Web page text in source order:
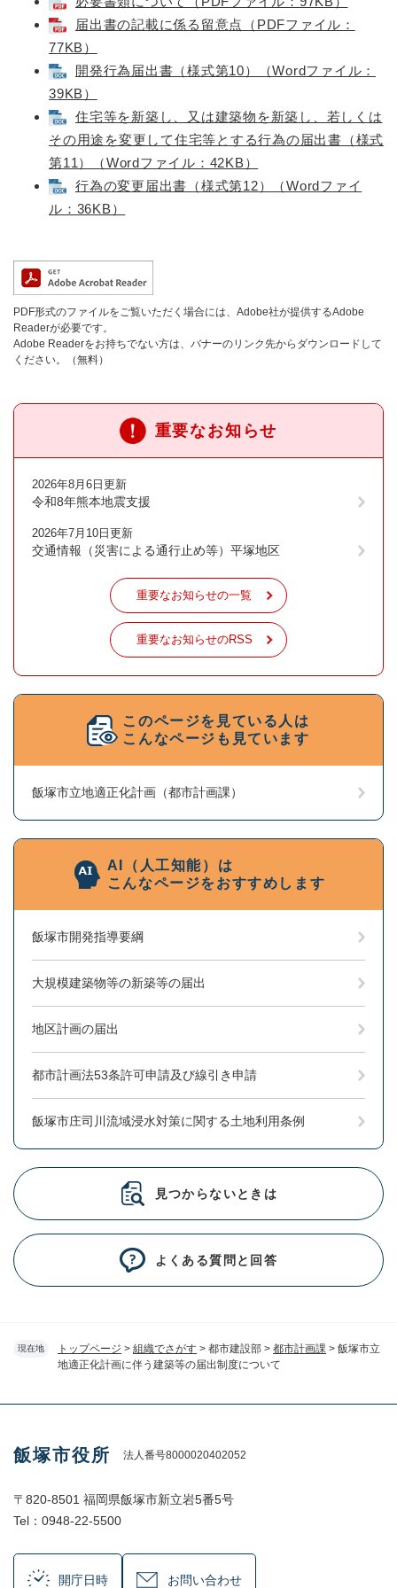
現在地 トップページ > 組織でさがす > 都市建設部 > 都市計画課 > 飯塚市立
地適正化計画に伴う建築等の届出制度について
届出書の記載に係る留意点（PDFファイル：
77KB）
開発行為届出書（様式第10）（Wordファイル：
39KB）
住宅等を新築し、又は建築物を新築し、若しくは
その用途を変更して住宅等とする行為の届出書（様式
第11）（Wordファイル：42KB）
行為の変更届出書（様式第12）（Wordファイ
ル：36KB）
PDF形式のファイルをご覧いただく場合には、Adobe社が提供するAdobe
Readerが必要です。
Adobe Readerをお持ちでない方は、バナーのリンク先からダウンロードして
ください。（無料）
重要なお知らせ
2026年8月6日更新
令和8年熊本地震支援
2026年7月10日更新
交通情報（災害による通行止め等）平塚地区
重要なお知らせの一覧
重要なお知らせのRSS
このページを見ている人は
こんなページも見ています
飯塚市立地適正化計画（都市計画課）
AI（人工知能）は
こんなページをおすすめします
飯塚市開発指導要綱
大規模建築物等の新築等の届出
地区計画の届出
都市計画法53条許可申請及び線引き申請
飯塚市庄司川流域浸水対策に関する土地利用条例
見つからないときは
よくある質問と回答
飯塚市役所 法人番号8000020402052
〒820-8501 福岡県飯塚市新立岩5番5号
Tel：0948-22-5500
開庁日時 お問い合わせ